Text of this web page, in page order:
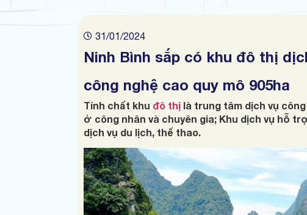
31/01/2024
Ninh Bình sắp có khu đô thị
công nghệ cao quy mô 905ha
Tính chất khu đô thịlà trung tâm dịch vụ
ở công nhân và chuyên gia; Khu dịch vụ hỗ
dịch vụ du lịch, thể thao.